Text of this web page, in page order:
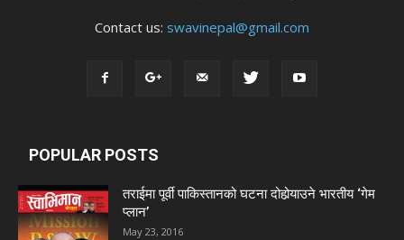
Contact us: swavinepal@gmail.com
POPULAR POSTS
तराईमा पूर्वी पाकिस्तानको घटना दोहोर्‍याउने भारतीय ‘गेम
प्लान’
May 23, 2016